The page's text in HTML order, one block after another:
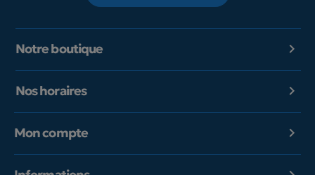
Notre boutique 
Nos horaires 
Mon compte 